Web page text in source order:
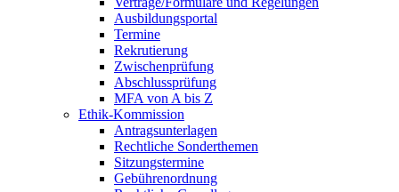
Ausbildungsportal
Termine
Rekrutierung
Zwischenprüfung
Abschlussprüfung
MFA von A bis Z
Ethik-Kommission
Antragsunterlagen
Rechtliche Sonderthemen
Sitzungstermine
Gebührenordnung